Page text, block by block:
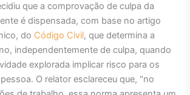
que a comprovação de culpa da
é dispensada, com base no artigo
do Código Civil, que determina a
independentemente de culpa, quando
explorada implicar risco para os
O relator esclareceu que, "no